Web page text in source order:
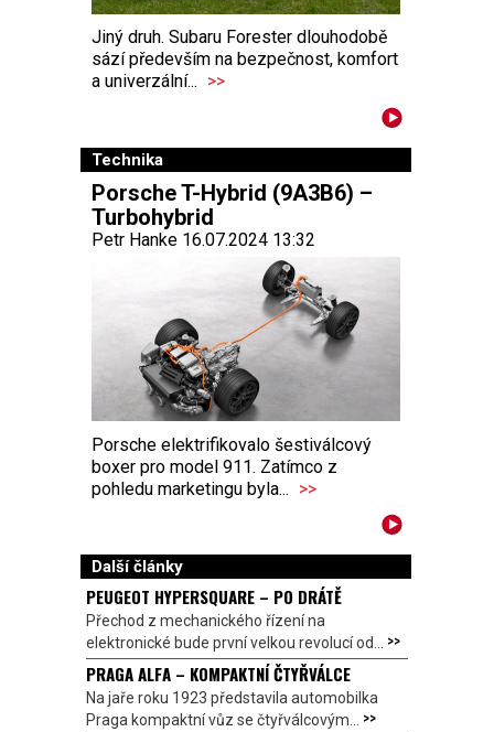
Jiný druh. Subaru Forester dlouhodobě
sází především na bezpečnost, komfort
a univerzální... >>
Technika
Porsche T-Hybrid (9A3B6) –
Turbohybrid
Petr Hanke 16.07.2024 13:32
Porsche elektrifikovalo šestiválcový
boxer pro model 911. Zatímco z
pohledu marketingu byla... >>
Další články
PEUGEOT HYPERSQUARE – PO DRÁTĚ
Přechod z mechanického řízení na
elektronické bude první velkou revolucí od... >>
PRAGA ALFA – KOMPAKTNÍ ČTYŘVÁLCE
Na jaře roku 1923 představila automobilka
Praga kompaktní vůz se čtyřválcovým... >>